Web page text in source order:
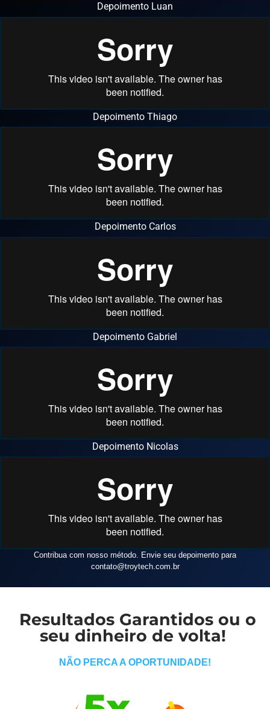
Depoimento Luan
Depoimento Thiago
Depoimento Carlos
Depoimento Gabriel
Depoimento Nicolas
Contribua com nosso método. Envie seu depoimento para
contato@troytech.com.br
Resultados Garantidos ou o
seu dinheiro de volta!
NÃO PERCA A OPORTUNIDADE!